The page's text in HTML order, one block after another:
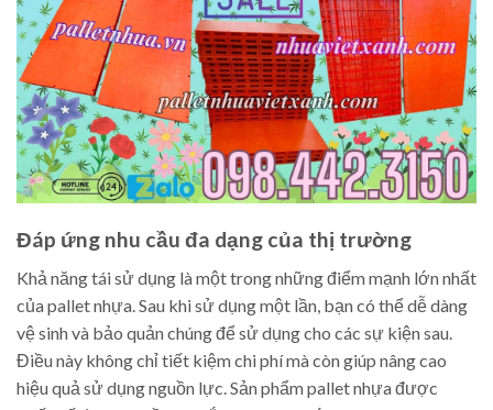
Đáp ứng nhu cầu đa dạng của thị trường
Khả năng tái sử dụng là một trong những điểm mạnh lớn nhất
của pallet nhựa. Sau khi sử dụng một lần, bạn có thể dễ dàng
vệ sinh và bảo quản chúng để sử dụng cho các sự kiện sau.
Điều này không chỉ tiết kiệm chi phí mà còn giúp nâng cao
hiệu quả sử dụng nguồn lực. Sản phẩm pallet nhựa được